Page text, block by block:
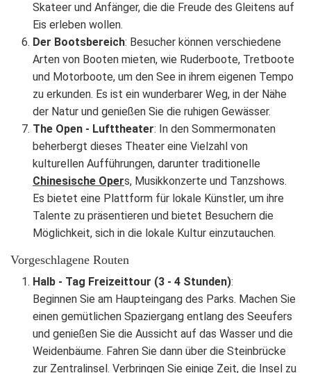
Skateer und Anfänger, die die Freude des Gleitens auf
Eis erleben wollen.
Der Bootsbereich: Besucher können verschiedene
Arten von Booten mieten, wie Ruderboote, Tretboote
und Motorboote, um den See in ihrem eigenen Tempo
zu erkunden. Es ist ein wunderbarer Weg, in der Nähe
der Natur und genießen Sie die ruhigen Gewässer.
The Open - Lufttheater: In den Sommermonaten
beherbergt dieses Theater eine Vielzahl von
kulturellen Aufführungen, darunter traditionelle
Chinesische Opers, Musikkonzerte und Tanzshows.
Es bietet eine Plattform für lokale Künstler, um ihre
Talente zu präsentieren und bietet Besuchern die
Möglichkeit, sich in die lokale Kultur einzutauchen.
Vorgeschlagene Routen
Halb - Tag Freizeittour (3 - 4 Stunden):
Beginnen Sie am Haupteingang des Parks. Machen Sie
einen gemütlichen Spaziergang entlang des Seeufers
und genießen Sie die Aussicht auf das Wasser und die
Weidenbäume. Fahren Sie dann über die Steinbrücke
zur Zentralinsel. Verbringen Sie einige Zeit, die Insel zu